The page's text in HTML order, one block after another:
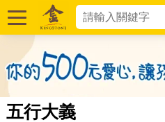
五行大義